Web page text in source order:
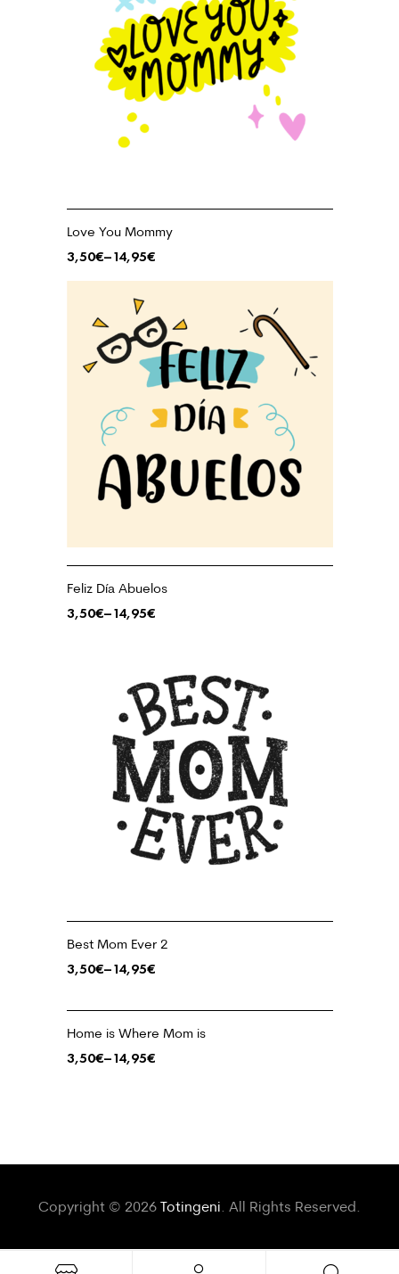
Love You Mommy
3,50€–14,95€
Feliz Día Abuelos
3,50€–14,95€
Best Mom Ever 2
3,50€–14,95€
Home is Where Mom is
3,50€–14,95€
Copyright © 2026 Totingeni. All Rights Reserved.